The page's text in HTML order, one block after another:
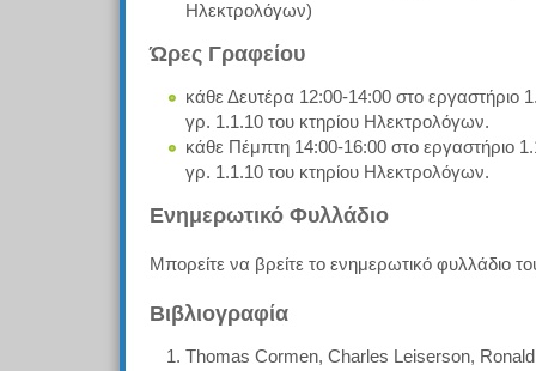
Ηλεκτρολόγων)
Ώρες Γραφείου
κάθε Δευτέρα 12:00-14:00 στο εργαστήριο
γρ. 1.1.10 του κτηρίου Ηλεκτρολόγων.
κάθε Πέμπτη 14:00-16:00 στο εργαστήριο
γρ. 1.1.10 του κτηρίου Ηλεκτρολόγων.
Ενημερωτικό Φυλλάδιο
Μπορείτε να βρείτε το ενημερωτικό φυλλάδιο
Βιβλιογραφία
Thomas Cormen, Charles Leiserson,